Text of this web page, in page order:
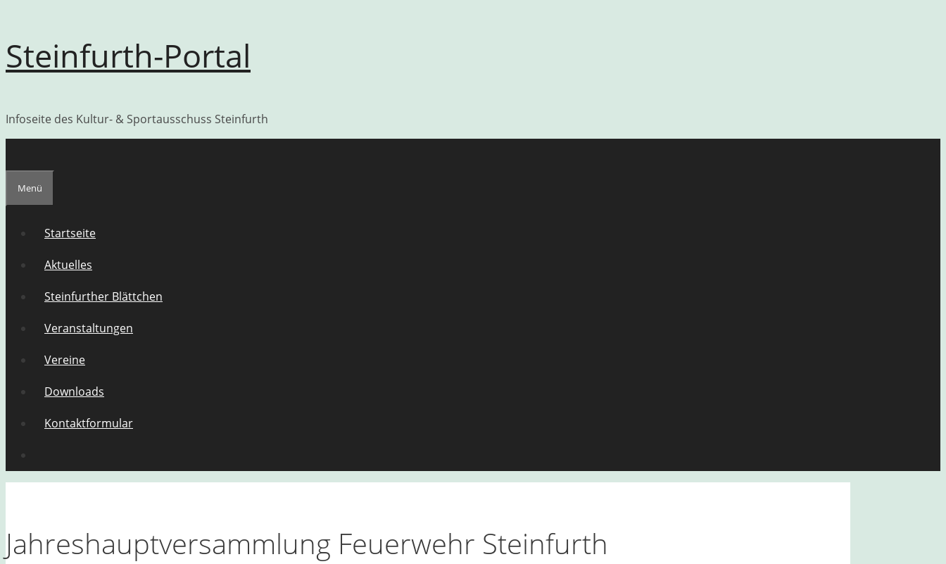
Inhalt
springen
Steinfurth-Portal
Infoseite des Kultur- & Sportausschuss Steinfurth
Menü
Startseite
Aktuelles
Steinfurther Blättchen
Veranstaltungen
Vereine
Downloads
Kontaktformular
Jahreshauptversammlung Feuerwehr Steinfurth